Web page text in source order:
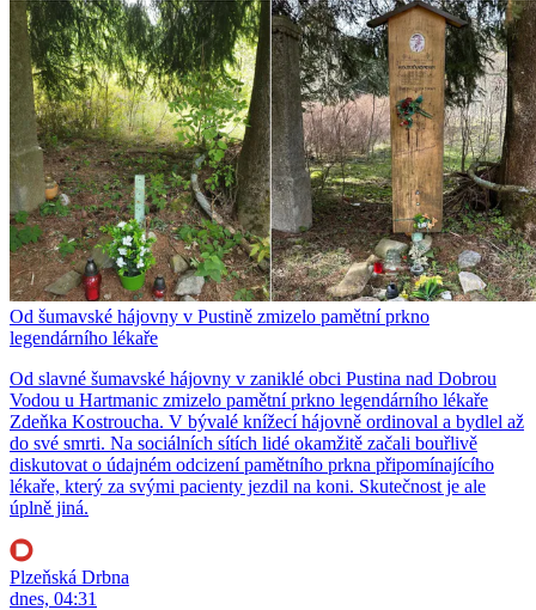
Od šumavské hájovny v Pustině zmizelo pamětní prkno
legendárního lékaře
Od slavné šumavské hájovny v zaniklé obci Pustina nad Dobrou
Vodou u Hartmanic zmizelo pamětní prkno legendárního lékaře
Zdeňka Kostroucha. V bývalé knížecí hájovně ordinoval a bydlel až
do své smrti. Na sociálních sítích lidé okamžitě začali bouřlivě
diskutovat o údajném odcizení pamětního prkna připomínajícího
lékaře, který za svými pacienty jezdil na koni. Skutečnost je ale
úplně jiná.
Plzeňská Drbna
dnes, 04:31